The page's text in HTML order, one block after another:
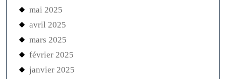
mai 2025
avril 2025
mars 2025
février 2025
janvier 2025